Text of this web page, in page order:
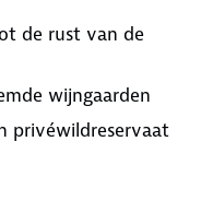
de rust van de
wijngaarden
privéwildreservaat